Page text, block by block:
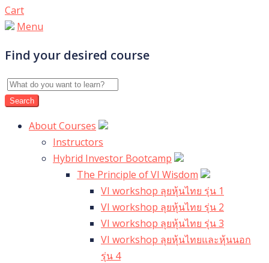
Cart
Menu
Find your desired course
About Courses
Instructors
Hybrid Investor Bootcamp
The Principle of VI Wisdom
VI workshop ลุยหุ้นไทย รุ่น 1
VI workshop ลุยหุ้นไทย รุ่น 2
VI workshop ลุยหุ้นไทย รุ่น 3
VI workshop ลุยหุ้นไทยและหุ้นนอก
รุ่น 4